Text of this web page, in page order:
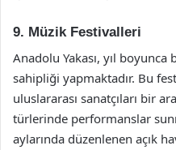
9. Müzik Festivalleri
Anadolu Yakası, yıl
sahipliği yapmaktadır. Bu
uluslararası sanatçıları bir
türlerinde performanslar
aylarında düzenlenen açık